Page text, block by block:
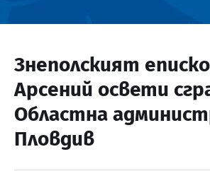
Знеполският
Арсений освети
Областна
Пловдив